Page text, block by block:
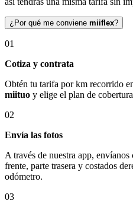
¿Por qué me conviene miiflex?
01
Cotiza y contrata
Obtén tu tarifa por km recorrido
miituo y elige el plan de
02
Envía las fotos
A través de nuestra app,
frente, parte trasera y costados
odómetro.
03